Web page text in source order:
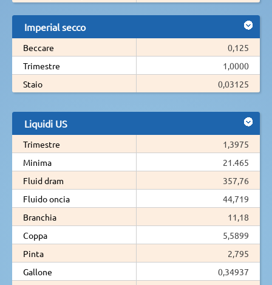
Imperial secco
Beccare
0,125
Trimestre
1,0000
Staio
0,03125
Liquidi US
Trimestre
1,3975
Minima
21.465
Fluid dram
357,76
Fluido oncia
44,719
Branchia
11,18
Coppa
5,5899
Pinta
2,795
Gallone
0,34937